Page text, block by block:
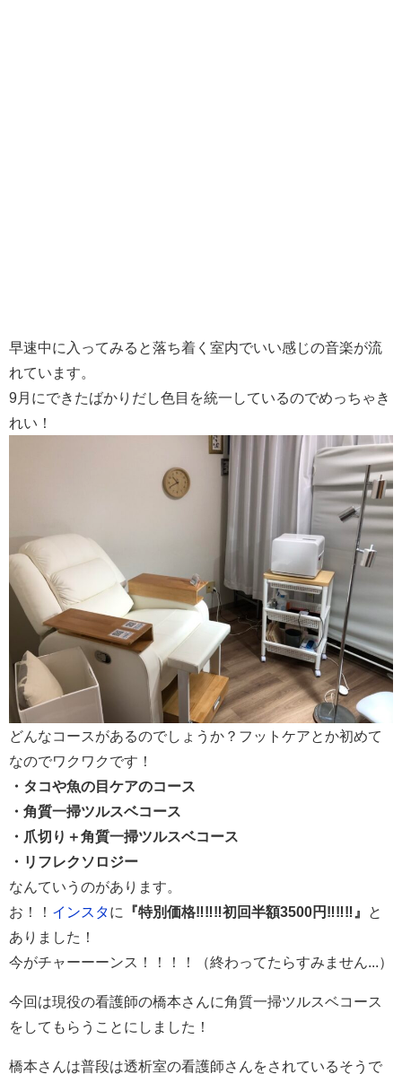
早速中に入ってみると落ち着く室内でいい感じの音楽が流
れています。
9月にできたばかりだし色目を統一しているのでめっちゃき
れい！
どんなコースがあるのでしょうか？フットケアとか初めて
なのでワクワクです！
・タコや魚の目ケアのコース
・角質一掃ツルスベコース
・爪切り＋角質一掃ツルスベコース
・リフレクソロジー
なんていうのがあります。
お！！ インスタに 『特別価格‼︎‼︎‼︎初回半額3500円‼︎‼︎‼︎』
と
ありました！
今がチャーーーンス！！！！（終わってたらすみません...）
今回は現役の看護師の橋本さんに角質一掃ツルスベコース
をしてもらうことにしました！
橋本さんは普段は透析室の看護師さんをされているそうで